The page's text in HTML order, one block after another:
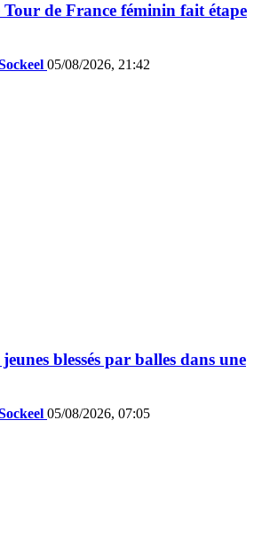
de France féminin fait étape
05/08/2026, 21:42
blessés par balles dans une
05/08/2026, 07:05